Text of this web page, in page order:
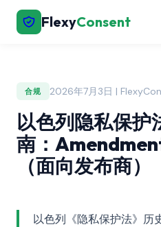
FlexyConsent
合规 2026年7月3日 |
以色列隐私保护
南：
（面向发布商）
以色列《隐私保护法》历